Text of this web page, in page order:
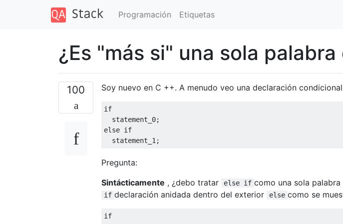
Programación Etiquetas
¿Es "más si" una sola palabra
100 Soy nuevo en C ++. A menudo veo una declaración
if
  statement_0
;
else if
  statement_1
;
Pregunta:
Sintácticamente , ¿debo tratar else if como una sola palabra
if declaración anidada dentro del exterior else como se
if